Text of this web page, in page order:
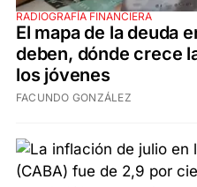
RADIOGRAFÍA FINANCIERA
El mapa de la deuda
deben, dónde crece
los jóvenes
FACUNDO GONZÁLEZ